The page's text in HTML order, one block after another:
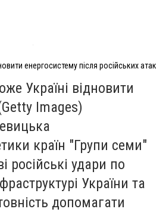
енергосистему після російських атак
Україні відновити
Images)
країн "Групи семи"
російські удари по
України та
допомагати